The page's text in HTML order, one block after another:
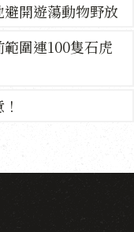
開遊蕩動物野放
圍連100隻石虎